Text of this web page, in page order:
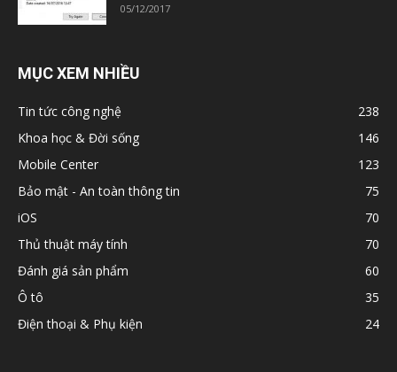
05/12/2017
MỤC XEM NHIỀU
Tin tức công nghệ
238
Khoa học & Đời sống
146
Mobile Center
123
Bảo mật - An toàn thông tin
75
iOS
70
Thủ thuật máy tính
70
Đánh giá sản phẩm
60
Ô tô
35
Điện thoại & Phụ kiện
24